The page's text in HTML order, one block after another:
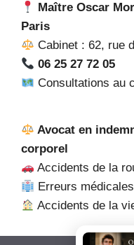
Maître Oscar
Paris
Cabinet : 62, rue
06 25 27 72 05
Consultations au
Avocat en
corporel
Accidents de la
Erreurs
Accidents de la